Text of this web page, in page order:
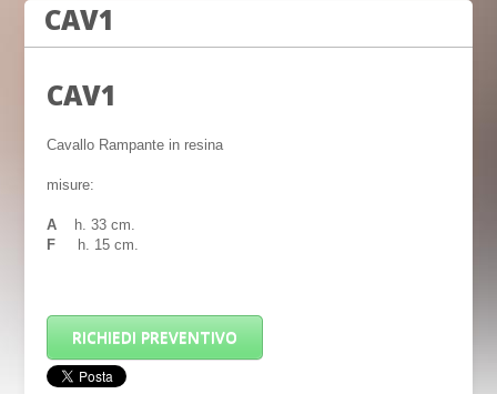
CAV1
CAV1
Cavallo Rampante in resina
misure:
A h. 33 cm.
F h. 15 cm.
RICHIEDI PREVENTIVO